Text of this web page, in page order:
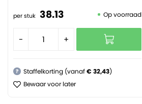
per stuk 38.13 Op voorraad
- +
? Staffelkorting (vanaf€ 32,43)
Bewaar voor later